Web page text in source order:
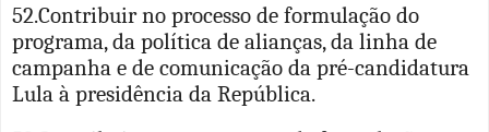
52.Contribuir no processo de formulação do
programa, da política de alianças, da linha de
campanha e de comunicação da pré-candidatura
Lula à presidência da República.